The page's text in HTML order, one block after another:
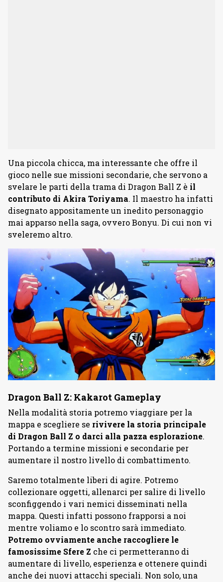
Una piccola chicca, ma interessante che offre il
gioco nelle sue missioni secondarie, che servono a
svelare le parti della trama di Dragon Ball Z è il
contributo di Akira Toriyama. Il maestro ha infatti
disegnato appositamente un inedito personaggio
mai apparso nella saga, ovvero Bonyu. Di cui non vi
sveleremo altro.
Dragon Ball Z: Kakarot Gameplay
Nella modalità storia potremo viaggiare per la
mappa e scegliere se rivivere la storia principale
di Dragon Ball Z o darci alla pazza esplorazione.
Portando a termine missioni e secondarie per
aumentare il nostro livello di combattimento.
Saremo totalmente liberi di agire. Potremo
collezionare oggetti, allenarci per salire di livello
sconfiggendo i vari nemici disseminati nella
mappa. Questi infatti possono frapporsi a noi
mentre voliamo e lo scontro sarà immediato.
Potremo ovviamente anche raccogliere le
famosissime Sfere Z che ci permetteranno di
aumentare di livello, esperienza e ottenere quindi
anche dei nuovi attacchi speciali. Non solo, una